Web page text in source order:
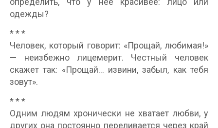
одежды?
* * *
Человек, который говорит: «Прощай, любимая!»
— неизбежно лицемерит. Честный человек
скажет так: «Прощай… извини, забыл, как тебя
зовут».
* * *
Одним людям хронически не хватает любви, у
других она постоянно переливается через край